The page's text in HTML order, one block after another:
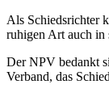
Als Schiedsrichter
ruhigen Art auch in
Der NPV bedankt
Verband, das